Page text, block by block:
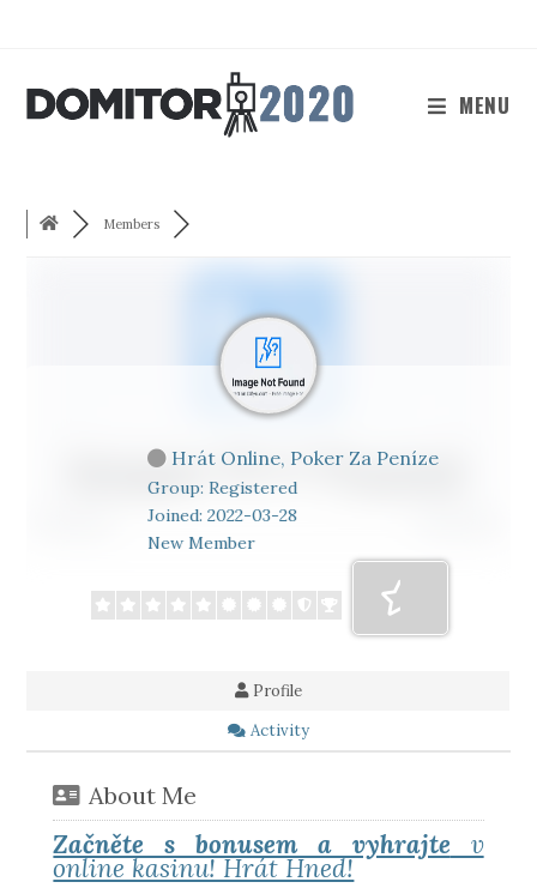
MENU
Members
Hrát Online, Poker Za Peníze
Group: Registered
Joined: 2022-03-28
New Member
Profile
Activity
About Me
Začněte s bonusem a vyhrajte v
online kasinu! Hrát Hned!